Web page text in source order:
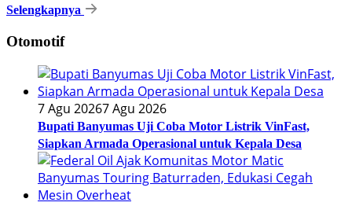
Selengkapnya
Otomotif
7 Agu 20267 Agu 2026
Bupati Banyumas Uji Coba Motor Listrik VinFast,
Siapkan Armada Operasional untuk Kepala Desa